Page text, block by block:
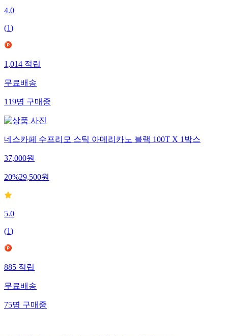
4.0
(1)
1,014 적립
무료배송
119명 구매중
네스카페 수프리모 스틱 아메리카노 블랙 100T X 1박스
37,000원
20%29,500원
5.0
(1)
885 적립
무료배송
75명 구매중